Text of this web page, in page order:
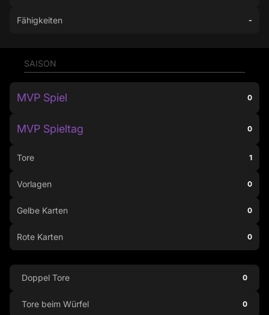
Fähigkeiten -
SAISON
MVP Spiel 0
MVP Spieltag 0
Tore 1
Vorlagen 0
Gelbe Karten 0
Rote Karten 0
Doppel Tore 0
Tore beim Würfel 0